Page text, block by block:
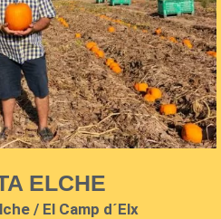
ELCHE
/ El Camp d´Elx